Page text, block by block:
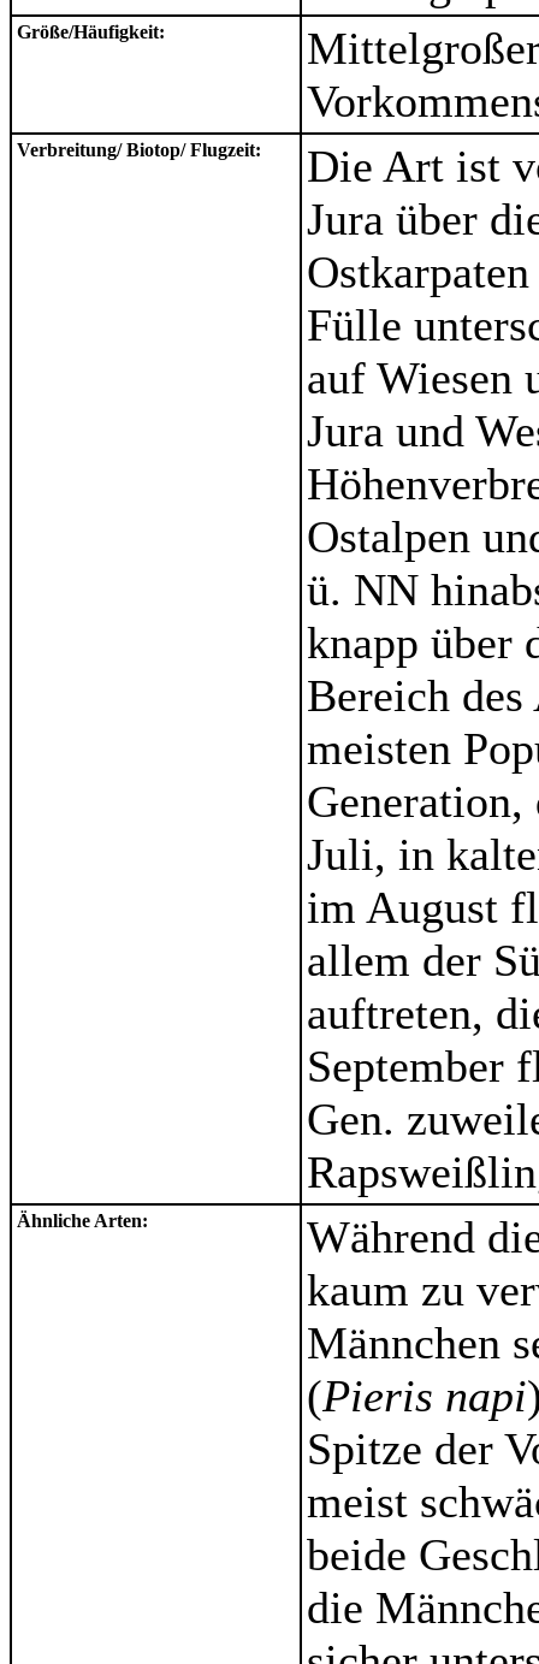
Größe/Häufigkeit:
Verbreitung/ Biotop/ Flugzeit:
Die Art ist
Jura über
Fülle
auf Wiesen
Jura und
Ostalpen
ü. NN
knapp über
Bereich
meisten
Juli, in
im August
allem der
auftreten,
September
Gen.
Ähnliche Arten:
Während
kaum zu
Männchen
(Pieris napi
Spitze der
meist
beide
die